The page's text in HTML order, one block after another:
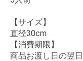
【サイズ】
直径30cm
【消費期限】
商品お渡し日の翌日